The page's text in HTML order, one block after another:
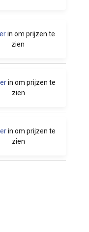
in om prijzen te
zien
in om prijzen te
zien
in om prijzen te
zien